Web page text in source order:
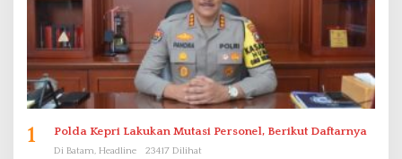
1 Polda Kepri Lakukan Mutasi Personel, Berikut Daftarnya
Di Batam, Headline 23417 Dilihat